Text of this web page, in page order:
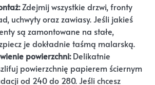
Zdejmij wszystkie drzwi, fronty
uchwyty oraz zawiasy. Jeśli jakieś
są zamontowane na stałe,
je dokładnie taśmą malarską.
powierzchni:Delikatnie
powierzchnię papierem ściernym
od 240 do 280. Jeśli chcesz